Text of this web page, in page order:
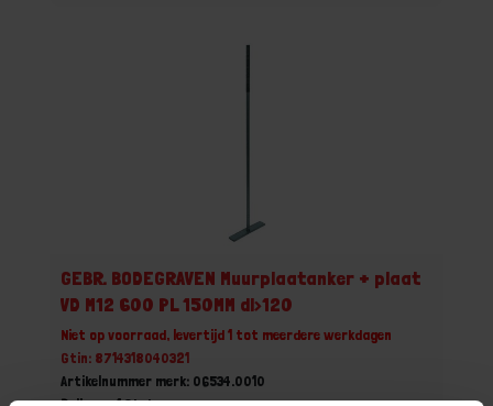
GEBR. BODEGRAVEN Muurplaatanker + plaat
VD M12 600 PL 150MM dl>120
Niet op voorraad, levertijd 1 tot meerdere werkdagen
Gtin: 8714318040321
Artikelnummer merk: 06534.0010